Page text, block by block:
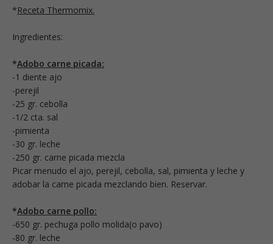
*Receta Thermomix.
Ingredientes:
*Adobo carne picada:
-1 diente ajo
-perejil
-25 gr. cebolla
-1/2 cta. sal
-pimienta
-30 gr. leche
-250 gr. carne picada mezcla
Picar menudo el ajo, perejil, cebolla, sal, pimienta y leche y
adobar la carne picada mezclando bien. Reservar.
*Adobo carne pollo:
-650 gr. pechuga pollo molida(o pavo)
-80 gr. leche